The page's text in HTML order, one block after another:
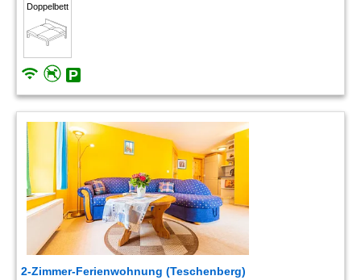
Doppelbett
2-Zimmer-Ferienwohnung (Teschenberg)